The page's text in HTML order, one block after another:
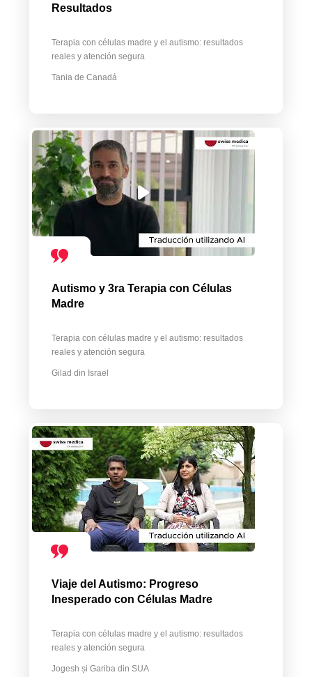
Resultados
Terapia con células madre y el autismo: resultados
reales y atención segura
Tania de Canadá
Autismo y 3ra Terapia con Células
Madre
Terapia con células madre y el autismo: resultados
reales y atención segura
Gilad din Israel
Viaje del Autismo: Progreso
Inesperado con Células Madre
Terapia con células madre y el autismo: resultados
reales y atención segura
Jogesh și Gariba din SUA